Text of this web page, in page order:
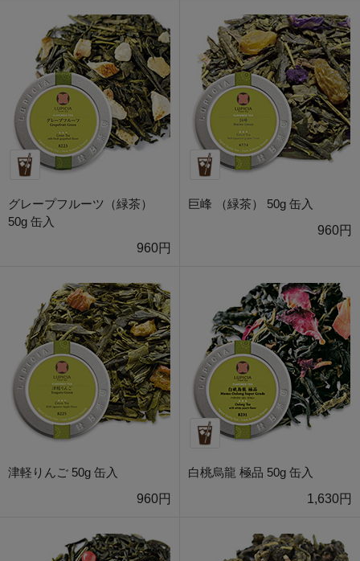
グレープフルーツ（緑茶）
50g 缶入
960円
巨峰 （緑茶） 50g 缶入
960円
津軽りんご 50g 缶入
960円
白桃烏龍 極品 50g 缶入
1,630円